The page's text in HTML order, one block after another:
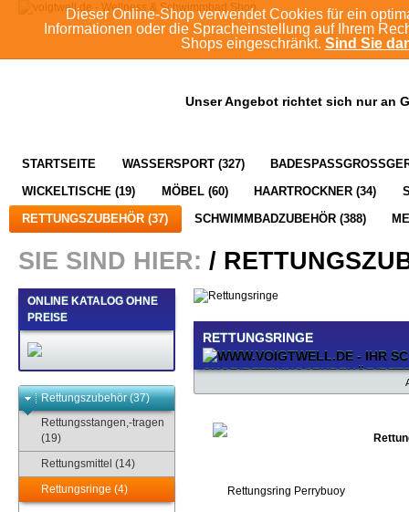
Dieser Online-Shop verwendet Cookies für ein
Informationen oder die Spracheinstellung auf Ihrem
Shops eingeschränkt. Sind Sie
Unser Angebot richtet sich nur an
STARTSEITE WASSERSPORT (327)
WICKELTISCHE (19) MÖBEL (60) HAARTROCKNER (34)
RETTUNGSZUBEHÖR (37) SCHWIMMBADZUBEHÖR (388)
SIE SIND HIER: /
ONLINE KATALOG OHNE
PREISE
Rettungszubehör (37)
Rettungsstangen,-tragen
(19)
Rettungsmittel (14)
Rettungsringe (4)
RETTUNGSRINGE